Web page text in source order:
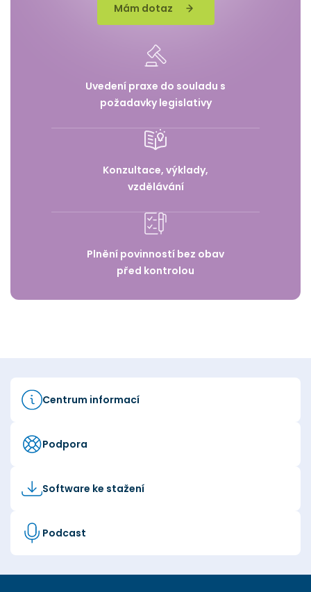
Mám dotaz
Uvedení praxe do souladu s
požadavky legislativy
Konzultace, výklady,
vzdělávání
Plnění povinností bez obav
před kontrolou
Centrum informací
Podpora
Software ke stažení
Podcast